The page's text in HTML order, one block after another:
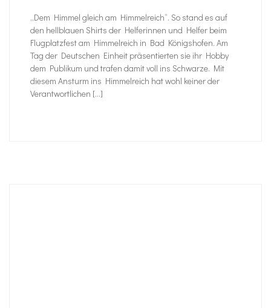
„Dem Himmel gleich am Himmelreich“. So stand es auf
den hellblauen Shirts der Helferinnen und Helfer beim
Flugplatzfest am Himmelreich in Bad Königshofen. Am
Tag der Deutschen Einheit präsentierten sie ihr Hobby
dem Publikum und trafen damit voll ins Schwarze. Mit
diesem Ansturm ins Himmelreich hat wohl keiner der
Verantwortlichen […]